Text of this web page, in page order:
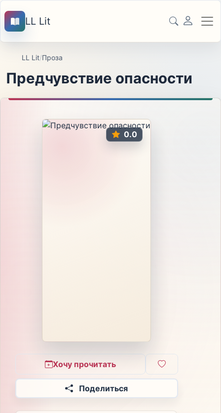
LL Lit
LL Lit/Проза
Предчувствие опасности
0.0
Хочу прочитать
Поделиться